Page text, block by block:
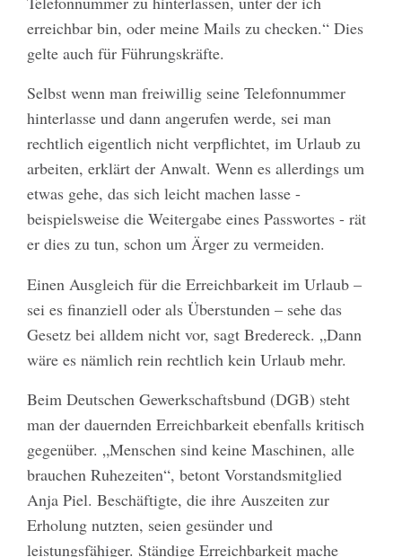
erreichbar bin, oder meine Mails zu checken.“ Dies
gelte auch für Führungskräfte.
Selbst wenn man freiwillig seine Telefonnummer
hinterlasse und dann angerufen werde, sei man
rechtlich eigentlich nicht verpflichtet, im Urlaub zu
arbeiten, erklärt der Anwalt. Wenn es allerdings um
etwas gehe, das sich leicht machen lasse -
beispielsweise die Weitergabe eines Passwortes - rät
er dies zu tun, schon um Ärger zu vermeiden.
Einen Ausgleich für die Erreichbarkeit im Urlaub –
sei es finanziell oder als Überstunden – sehe das
Gesetz bei alldem nicht vor, sagt Bredereck. „Dann
wäre es nämlich rein rechtlich kein Urlaub mehr.
Beim Deutschen Gewerkschaftsbund (DGB) steht
man der dauernden Erreichbarkeit ebenfalls kritisch
gegenüber. „Menschen sind keine Maschinen, alle
brauchen Ruhezeiten“, betont Vorstandsmitglied
Anja Piel. Beschäftigte, die ihre Auszeiten zur
Erholung nutzten, seien gesünder und
leistungsfähiger. Ständige Erreichbarkeit mache